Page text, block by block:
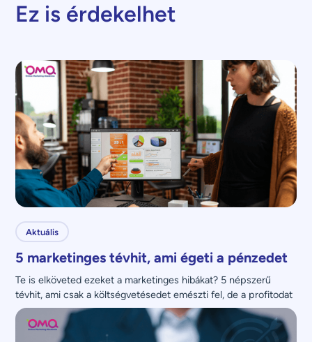
Ez is érdekelhet
Aktuális
5 marketinges tévhit, ami égeti a pénzedet
Te is elköveted ezeket a marketinges hibákat? 5 népszerű
tévhit, ami csak a költségvetésedet emészti fel, de a profitodat
nem növeli.